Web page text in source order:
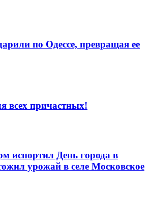
по Одессе, превращая ее
всех причастных!
испортил День города в
урожай в селе Московское